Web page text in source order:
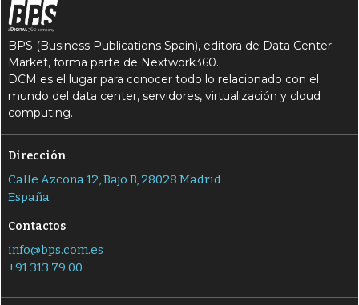
BPS (Business Publications Spain), editora de Data Center
Market, forma parte de Nextwork360.
DCM es el lugar para conocer todo lo relacionado con el
mundo del data center, servidores, virtualización y cloud
computing.
Dirección
Calle Azcona 12, Bajo B, 28028 Madrid
España
Contactos
info@bps.com.es
+91 313 79 00